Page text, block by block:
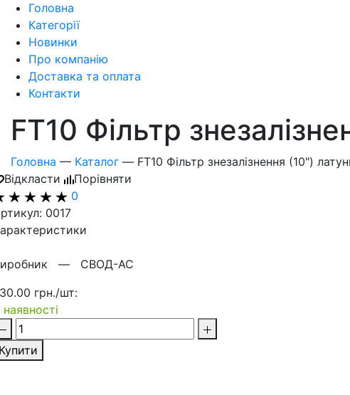
Головна
Категорії
Новинки
Про компанію
Доставка та оплата
Контакти
FT10 Фільтр
Головна — Каталог — FT10 Фільтр знезалізнення (10")
Відкласти
Порівняти
0
0017
— СВОД-АС
грн./шт: